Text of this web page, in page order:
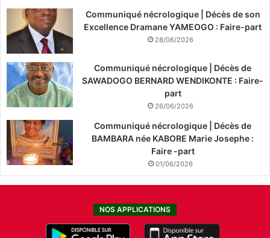
Communiqué nécrologique | Décès de son
Excellence Dramane YAMEOGO : Faire-part
28/06/2026
Communiqué nécrologique | Décès de
SAWADOGO BERNARD WENDIKONTE : Faire-
part
26/06/2026
Communiqué nécrologique | Décès de
BAMBARA née KABORE Marie Josephe :
Faire -part
01/06/2026
NOS APPLICATIONS